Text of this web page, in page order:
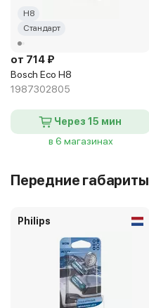
H8
Стандарт
от 714 ₽
Bosch Eco H8
1987302805
Через 15 мин
в 6 магазинах
Передние габариты
Philips